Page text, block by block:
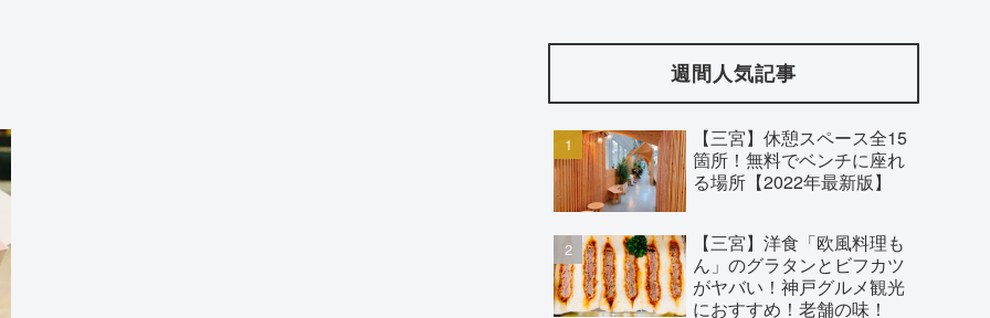
週間人気記事
【三宮】休憩スペース全15
箇所！無料でベンチに座れ
る場所【2022年最新版】
【三宮】洋食「欧風料理も
ん」のグラタンとビフカツ
がヤバい！神戸グルメ観光
におすすめ！老舗の味！